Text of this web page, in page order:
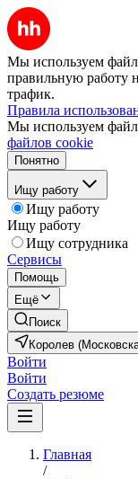
Мы используем
правильную работу
трафик.
Правила
Мы используем
файлов cookie
Понятно
Ищу работу
Ищу работу
Ищу работу
Ищу сотрудника
Сервисы
Помощь
Ещё
Поиск
Королев
Войти
Войти
Создать резюме
Главная
/